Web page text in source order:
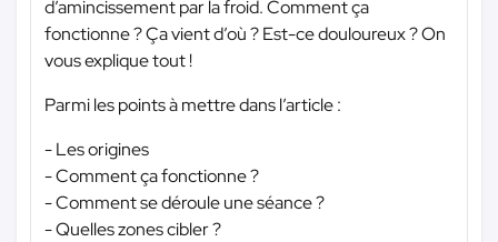
d’amincissement par la froid. Comment ça
fonctionne ? Ça vient d’où ? Est-ce douloureux ? On
vous explique tout !
Parmi les points à mettre dans l’article :
- Les origines
- Comment ça fonctionne ?
- Comment se déroule une séance ?
- Quelles zones cibler ?